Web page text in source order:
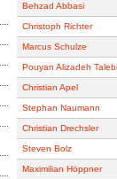
Behzad Abbasi
Christoph Richter
Marcus Schulze
Pouyan Alizadeh Talebi
Christian Apel
Stephan Naumann
Christian Drechsler
Steven Bolz
Maximilian Höppner